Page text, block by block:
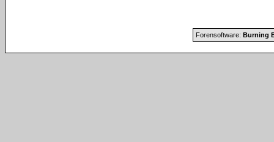
Forensoftware: Burning